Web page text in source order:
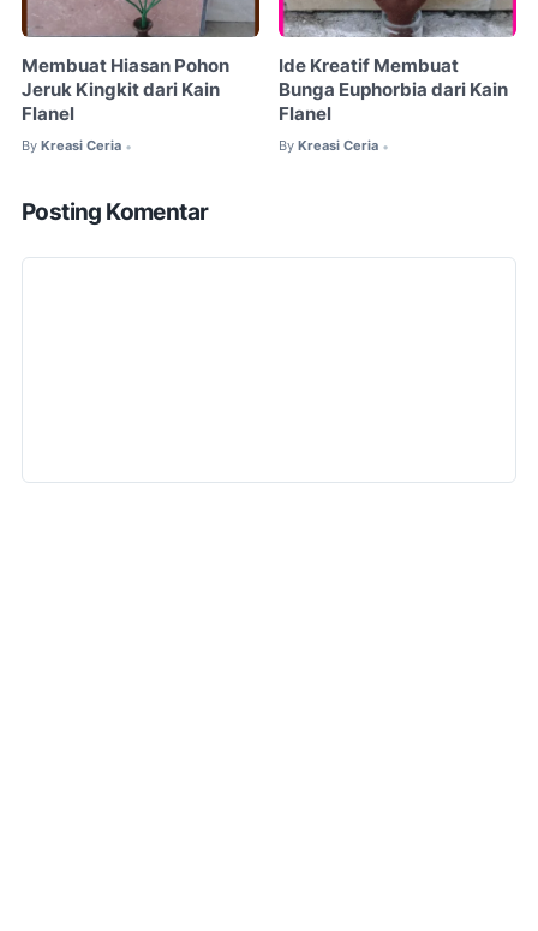
Membuat Hiasan Pohon
Jeruk Kingkit dari Kain
Flanel
By Kreasi Ceria •
Ide Kreatif Membuat
Bunga Euphorbia dari Kain
Flanel
By Kreasi Ceria •
Posting Komentar